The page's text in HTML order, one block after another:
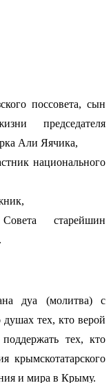
поссовета, сын
председателя
Али Яячика,
национального
старейшин
дуа (молитва) с
тех, кто верой
тех, кто
крымскотатарского
и мира в Крыму.